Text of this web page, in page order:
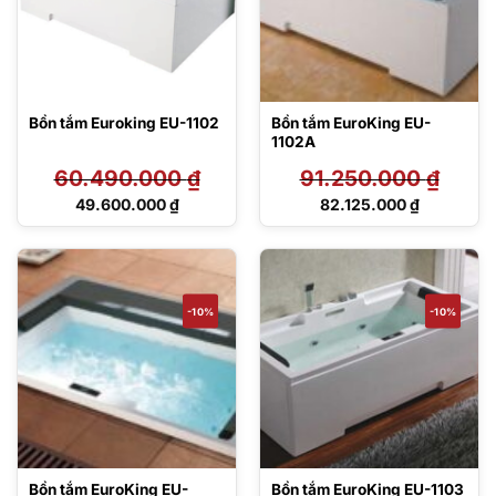
Bồn tắm Euroking EU-1102
60.490.000₫
Giá
60.490.000 ₫.
49.600.000₫
Giá
49.600.000 ₫.
Bồn tắm EuroKing EU-
1102A
91.250.000₫
Giá
91.250.000 ₫.
82.125.000₫
Giá
82.125.000 ₫.
-10%
Bồn tắm EuroKing EU-
-10%
Bồn tắm EuroKing EU-1103